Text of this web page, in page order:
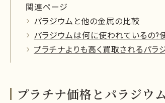
関連ページ
パラジウムと他の金属の比較
パラジウムは何に使われているの?
プラチナよりも高く買取されるパ
プラチナ価格とパラジウ